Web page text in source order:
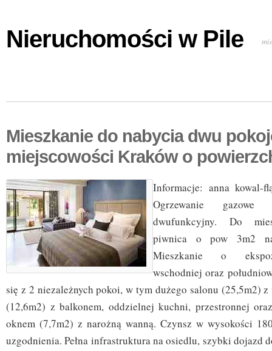
Nieruchomości w Pile
Mieszkanie do nabycia dwu
miejscowości Kraków o
Informacje: anna
Ogrzewanie
dwufunkcyjny. Do
piwnica o pow 3m2
Mieszkanie o
wschodniej oraz
się z 2 niezależnych pokoi, w tym dużego salonu (25,5m2)
(12,6m2) z balkonem, oddzielnej kuchni, przestronnej
oknem (7,7m2) z narożną wanną. Czynsz w wysokości
uzgodnienia. Pełna infrastruktura na osiedlu, szybki dojazd